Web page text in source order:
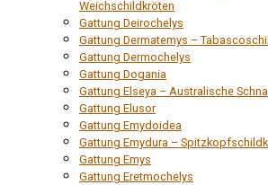
Weichschildkröten
Gattung Deirochelys
Gattung Dermatemys –
Gattung Dermochelys
Gattung Dogania
Gattung Elseya – Australische
Gattung Elusor
Gattung Emydoidea
Gattung Emydura –
Gattung Emys
Gattung Eretmochelys